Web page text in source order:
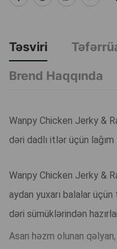
Təsviri
Brend Haqqında
Wanpy Chicken Jerky &
dəri dadlı itlər üçün lağım
Wanpy Chicken Jerky &
aydan yuxarı balalar
dəri sümüklərindən
Asan həzm olunan